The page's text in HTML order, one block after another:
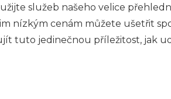
služeb našeho velice
nízkým cenám můžete ušetřit
tuto jedinečnou příležitost, jak